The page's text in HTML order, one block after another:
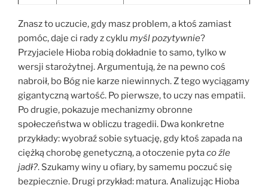
Znasz to uczucie, gdy masz problem, a ktoś zamiast
pomóc, daje ci rady z cyklu myśl pozytywnie?
Przyjaciele Hioba robią dokładnie to samo, tylko w
wersji starożytnej. Argumentują, że na pewno coś
nabroił, bo Bóg nie karze niewinnych. Z tego wyciągamy
gigantyczną wartość. Po pierwsze, to uczy nas empatii.
Po drugie, pokazuje mechanizmy obronne
społeczeństwa w obliczu tragedii. Dwa konkretne
przykłady: wyobraź sobie sytuację, gdy ktoś zapada na
ciężką chorobę genetyczną, a otoczenie pytaco źle
jadł?. Szukamy winy u ofiary, by samemu poczuć się
bezpiecznie. Drugi przykład: matura. Analizując Hioba